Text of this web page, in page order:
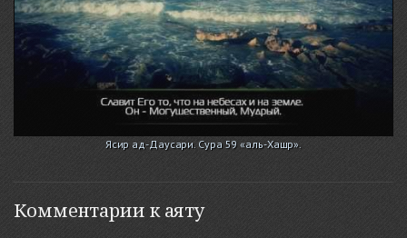
Ясир ад-Даусари. Сура 59 «аль-Хашр».
Комментарии к аяту